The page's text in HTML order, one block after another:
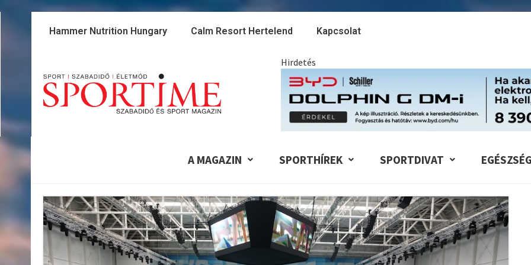
Hammer Nutrition Hungary Calm Resort Hertelend Kapcsolat
Hirdetés
A MAGAZIN SPORTHÍREK SPORTDIVAT EGÉSZSÉG